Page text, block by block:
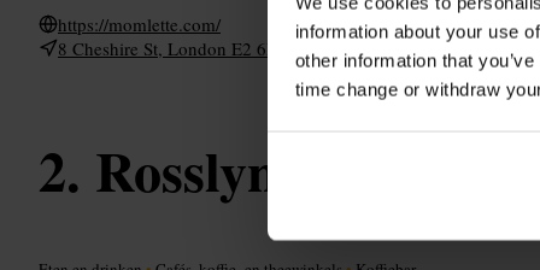
information about your use
other information that
time change or withdraw
https://momlette.com/
8 Cheshire St, London E2 6EH, UK
Rosslyn Coffee